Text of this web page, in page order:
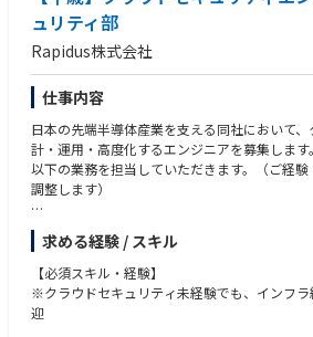
日本国内技術に留まらない世界的な最新技術へ
〇imecとの連携
ベルギーに本拠を置く世界最先端の半導体研究
結。欧州半導体エコシステムの中心的存在で
にEUV技術へのアクセスとグローバルな研究開
進めています。
■参考動画・記事
＜記事＞
参考①：新たなコンセプトで先端ロジック半導
淳義社長に聞く
https://www.nippon.com/ja/in-depth/a09004/
＜参考動画＞
参考①：【半導体2023】今さら聞けない『
＆業界各社の動きを徹底解説【TSMC】【サム
https://www.youtube.com/watch?v=dQY-
ュリティ部
Rapidus株式会社
仕事内容
日本の先端半導体産業を支える同社において
計・運用・高度化するエンジニアを募集します。
以下の業務を担当していただきます。（ご経
調整します）
・CNAPP／CSPM／CWPP 等クラウドセキュリ
（アラート対応、調査、トラブルシューティン
・クラウド環境におけるセキュリティ設定・リ
・セキュリティ観点でのクラウド構成・運用改
・新規クラウドセキュリティ製品・サービスの
求める経験 / スキル
【必須スキル・経験】
※クラウドセキュリティ未経験でも、インフ
迎